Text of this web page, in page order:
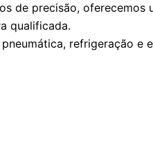
de precisão, oferecemos
qualificada.
refrigeração e